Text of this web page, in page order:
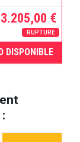
3.205,00 €
RUPTURE
DISPONIBLE